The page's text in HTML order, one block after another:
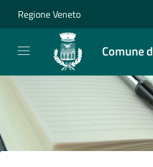
Regione Veneto
Comune